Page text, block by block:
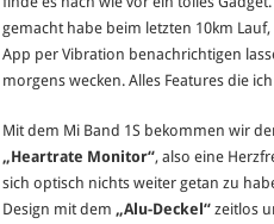
gemacht habe beim letzten 10km
App per Vibration benachrichtigen
morgens wecken. Alles Features die
Mit dem Mi Band 1S bekommen wir
„Heartrate Monitor“, also eine
sich optisch nichts weiter getan zu
Design mit dem „Alu-Deckel“ zeitlos